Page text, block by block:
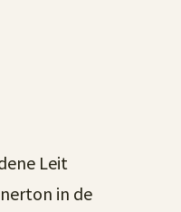
Leit
in de